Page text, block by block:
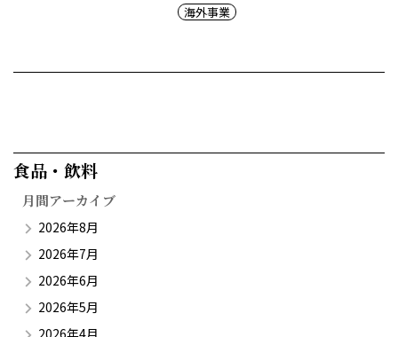
海外事業
食品・飲料​
月間アーカイブ
2026年8月
2026年7月
2026年6月
2026年5月
2026年4月